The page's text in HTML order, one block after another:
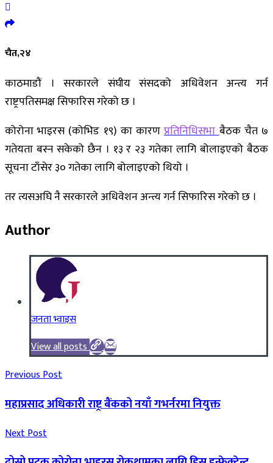
चैत,२४
काठमाडौं । सरकारले संघीय संसदको अधिवेशन अन्त्य गर्न
राष्ट्रपतिसमक्ष सिफारिस गरेको छ ।
कोरोना भाइरस (कोभिड १९) का कारणप्रतिनिधिसभाबैठक चैत ७
गतेयता बस्न सकेको छैन । १३ र २३ गतेका लागि बोलाइएको बैठक
सूचना टाँसेर ३० गतेका लागि बोलाइएको थियो ।
तर त्यसअघि नै सरकारले अधिवेशन अन्त्य गर्न सिफारिस गरेको छ ।
Author
जनता भ्वाइस
View all posts
Previous Post
महाप्रसाद अधिकारी राष्ट्र बैंकको नयाँ गभर्नरमा नियुक्त
Next Post